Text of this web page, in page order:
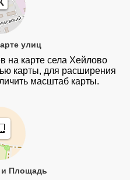
улиц
на карте села Хейлово
карты, для расширения
масштаб карты.
и Площадь